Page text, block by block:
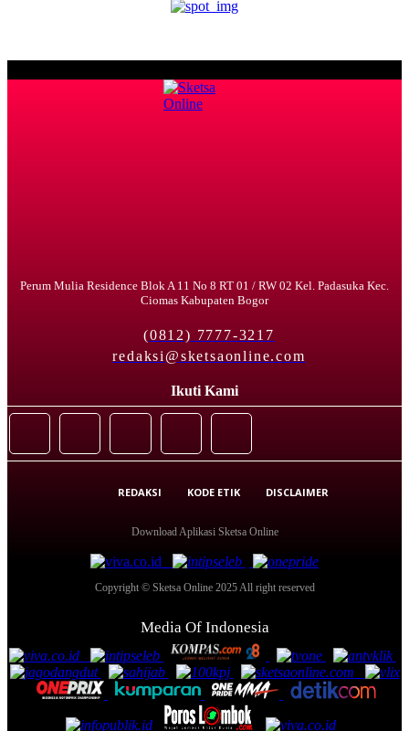
Perum Mulia Residence Blok A 11 No 8 RT 01 / RW 02 Kel. Padasuka Kec.
Ciomas Kabupaten Bogor
(0812) 7777-3217
redaksi@sketsaonline.com
Ikuti Kami
REDAKSI KODE ETIK DISCLAIMER
Download Aplikasi Sketsa Online
Copyright © Sketsa Online 2025 All right reserved
Media Of Indonesia